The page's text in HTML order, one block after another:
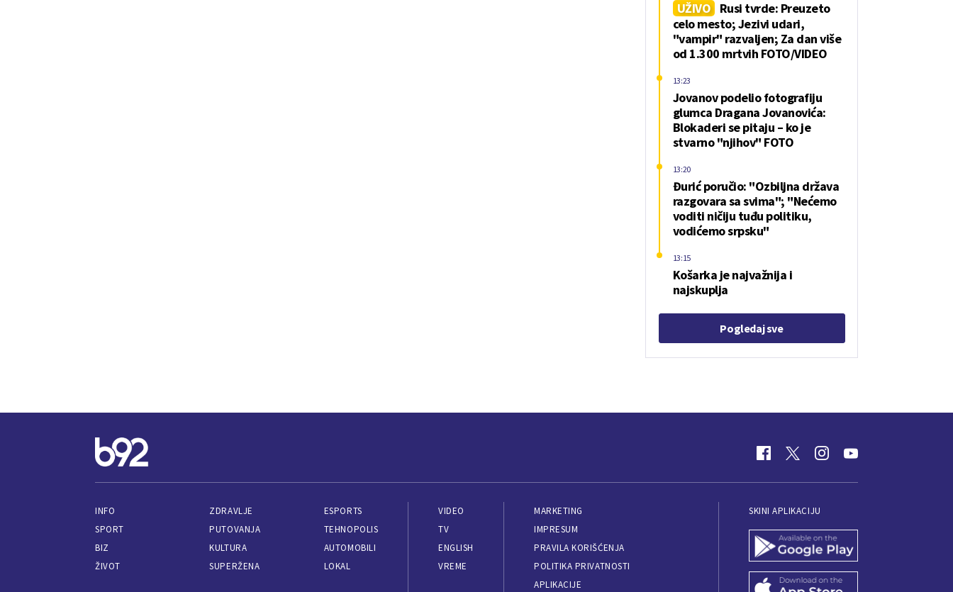
UŽIVO
Rusi tvrde: Preuzeto
celo mesto; Jezivi udari,
"vampir" razvaljen; Za dan više
od 1.300 mrtvih FOTO/VIDEO
Jovanov podelio fotografiju
glumca Dragana Jovanovića:
Blokaderi se pitaju – ko je
stvarno "njihov" FOTO
13:23
Đurić poručio: "Ozbiljna država
razgovara sa svima"; "Nećemo
voditi ničiju tuđu politiku,
vodićemo srpsku"
13:20
Košarka je najvažnija i
najskuplja
13:15
Pogledaj sve
INFO
SPORT
BIZ
ŽIVOT
ZDRAVLJE
PUTOVANJA
KULTURA
SUPERŽENA
ESPORTS
TEHNOPOLIS
AUTOMOBILI
LOKAL
VIDEO
TV
ENGLISH
VREME
MARKETING
IMPRESUM
PRAVILA KORIŠĆENJA
POLITIKA PRIVATNOSTI
APLIKACIJE
SKINI APLIKACIJU